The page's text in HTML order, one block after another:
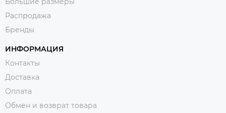
Распродажа
Бренды
ИНФОРМАЦИЯ
Контакты
Доставка
Оплата
Обмен и возврат товара